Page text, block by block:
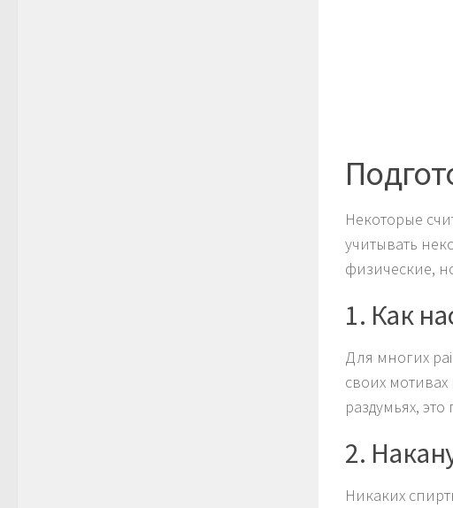
Некоторые
учитывать
физические,
1. Как
Для многих
своих
раздумьях,
2.
Никаких